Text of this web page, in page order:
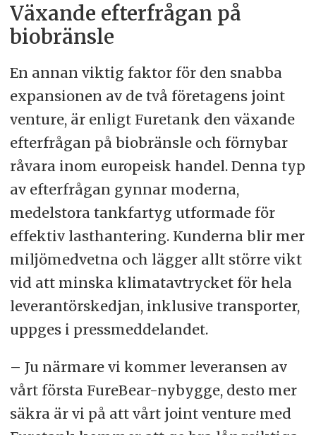
Växande efterfrågan på
biobränsle
En annan viktig faktor för den snabba
expansionen av de två företagens joint
venture, är enligt Furetank den växande
efterfrågan på biobränsle och förnybar
råvara inom europeisk handel. Denna typ
av efterfrågan gynnar moderna,
medelstora tankfartyg utformade för
effektiv lasthantering. Kunderna blir mer
miljömedvetna och lägger allt större vikt
vid att minska klimatavtrycket för hela
leverantörskedjan, inklusive transporter,
uppges i pressmeddelandet.
– Ju närmare vi kommer leveransen av
vårt första FureBear-nybygge, desto mer
säkra är vi på att vårt joint venture med